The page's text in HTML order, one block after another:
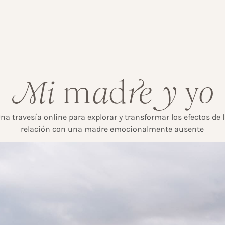
travesía online para explorar y transformar los efectos de
relación con una madre emocionalmente ausente